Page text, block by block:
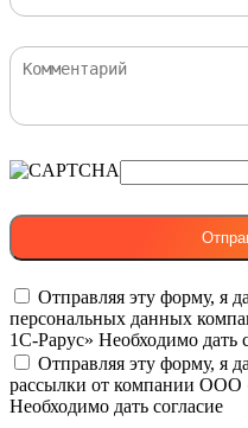
Отправляя эту форму, я
персональных данных
1С-Рарус» Необходимо дать
Отправляя эту форму, я
рассылки от компании ООО
Необходимо дать согласие